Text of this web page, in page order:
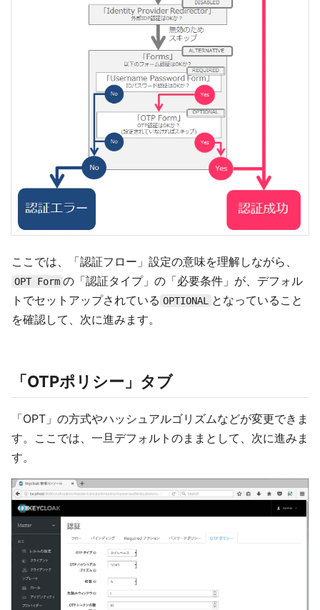
ここでは、「認証フロー」設定の意味を理解しながら、
OPT Form の「認証タイプ」の「必要条件」が、デフォル
トでセットアップされている OPTIONAL
となっていること
を確認して、次に進みます。
「OTPポリシー」タブ
「OPT」の方式やハッシュアルゴリズムなどが変更できま
す。ここでは、一旦デフォルトのままとして、次に進みま
す。